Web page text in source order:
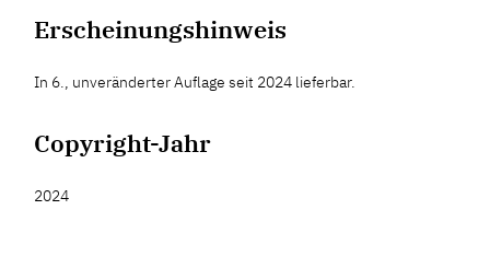
Erscheinungshinweis
In 6., unveränderter Auflage seit 2024 lieferbar.
Copyright-Jahr
2024